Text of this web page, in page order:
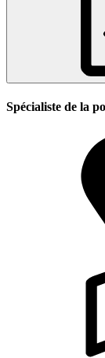
Spécialiste de la